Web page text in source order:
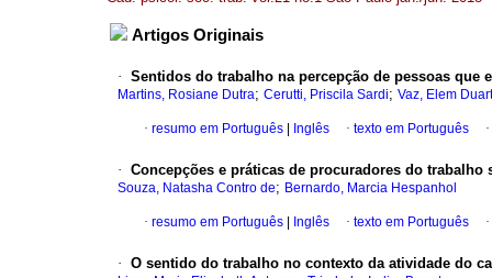
Artigos Originais
· Sentidos do trabalho na percepção de pessoas que
Martins, Rosiane Dutra; Cerutti, Priscila Sardi; Vaz, Elem
· resumo em Português Inglês · texto em Português ·
· Concepções e práticas de procuradores do
Souza, Natasha Contro de; Bernardo, Marcia Hespanhol
· resumo em Português Inglês · texto em Português ·
· O sentido do trabalho no contexto da atividade do